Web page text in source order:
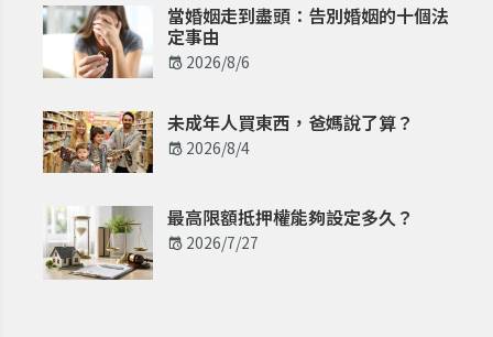
當婚姻走到盡頭：告別婚姻的十個法
定事由
2026/8/6
未成年人買東西，爸媽說了算？
2026/8/4
最高限額抵押權能夠設定多久？
2026/7/27